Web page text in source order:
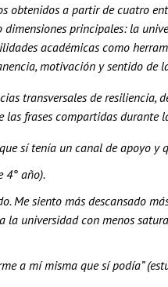
obtenidos a partir de cuatro
principales: la
académicas como
motivación y sentido de
transversales de resiliencia,
frases compartidas
sí tenía un canal de apoyo
4° año).
Me siento más descansado
universidad con menos
a mí misma que sí podía”